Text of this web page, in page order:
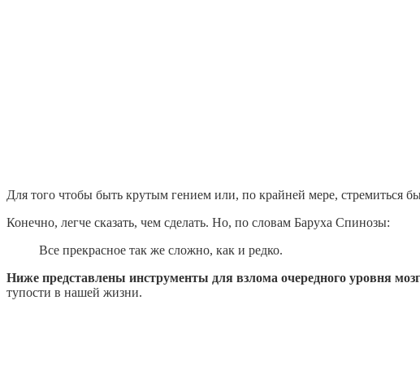
Для того чтобы быть крутым гением или, по крайней мере, стремиться
Конечно, легче сказать, чем сделать. Но, по словам Баруха Спинозы:
Все прекрасное так же сложно, как и редко.
Ниже представлены инструменты для взлома очередного уровня
тупости в нашей жизни.